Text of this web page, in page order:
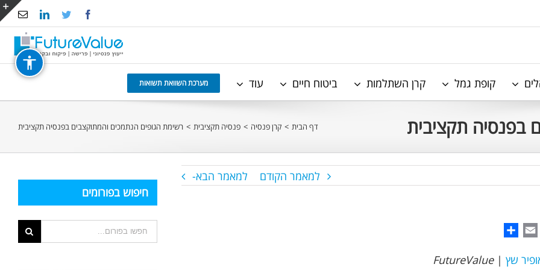
Facebook
Twitter
LinkedIn
קופת גמל קרן השתלמות ביטוח חיים עוד מערכת השוואת תשואות
בפנסיה תקציבית דף הבית > קרן פנסיה > פנסיה תקציבית > רשימת הגופים הנתמכים והמתוקצבים בפנסיה תקציבית
למאמר הקודם למאמר הבא-
WhatsApp
Email
שץ |
FutureValue
חיפוש בפורומים